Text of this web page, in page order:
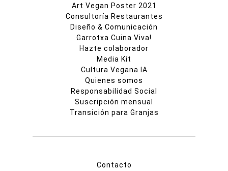
Art Vegan Poster 2021
Consultoría Restaurantes
Diseño & Comunicación
Garrotxa Cuina Viva!
Hazte colaborador
Media Kit
Cultura Vegana IA
Quienes somos
Responsabilidad Social
Suscripción mensual
Transición para Granjas
Contacto